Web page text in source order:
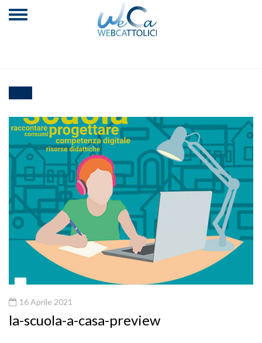
16 Aprile 2021
la-scuola-a-casa-preview